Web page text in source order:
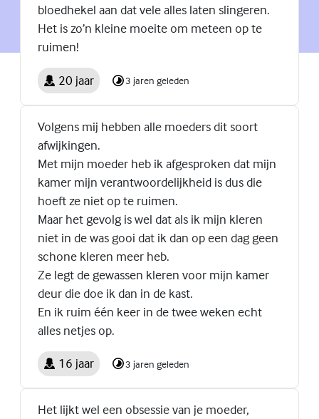
bloedhekel aan dat vele alles laten slingeren.
Het is zo’n kleine moeite om meteen op te
ruimen!
20 jaar 3 jaren geleden
Volgens mij hebben alle moeders dit soort
afwijkingen.
Met mijn moeder heb ik afgesproken dat mijn
kamer mijn verantwoordelijkheid is dus die
hoeft ze niet op te ruimen.
Maar het gevolg is wel dat als ik mijn kleren
niet in de was gooi dat ik dan op een dag geen
schone kleren meer heb.
Ze legt de gewassen kleren voor mijn kamer
deur die doe ik dan in de kast.
En ik ruim één keer in de twee weken echt
alles netjes op.
16 jaar 3 jaren geleden
Het lijkt wel een obsessie van je moeder,